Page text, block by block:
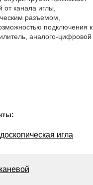
канала иглы,
разъемом,
подключения к
аналого-цифровой
игла